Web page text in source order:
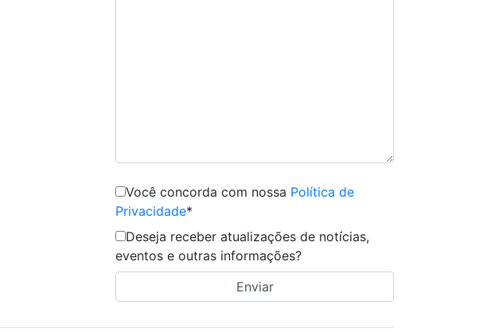
Você concorda com nossa Política de
Privacidade*
Deseja receber atualizações de notícias,
eventos e outras informações?